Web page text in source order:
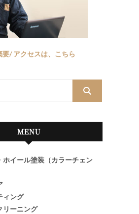
要/ アクセスは、こちら
MENU
ホイール塗装（カラーチェン
ィング
リーニング